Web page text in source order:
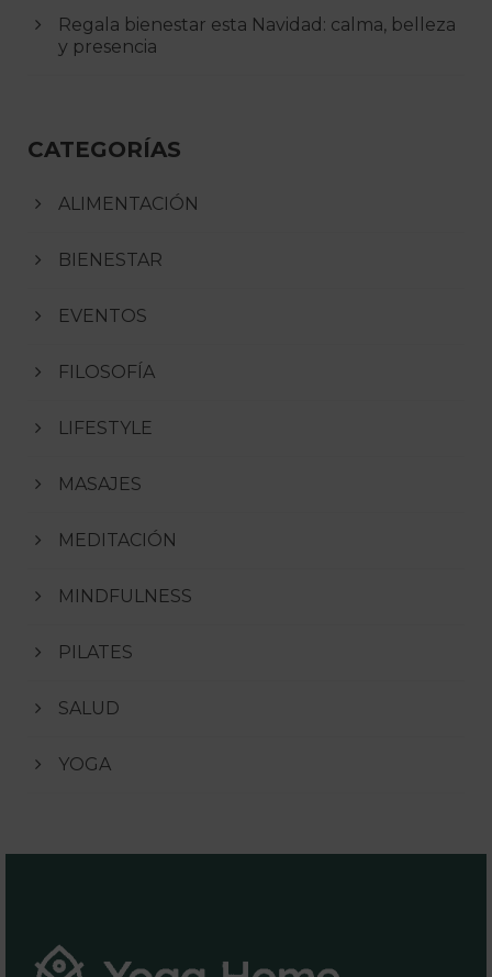
Regala bienestar esta Navidad: calma, belleza
y presencia
CATEGORÍAS
ALIMENTACIÓN
BIENESTAR
EVENTOS
FILOSOFÍA
LIFESTYLE
MASAJES
MEDITACIÓN
MINDFULNESS
PILATES
SALUD
YOGA